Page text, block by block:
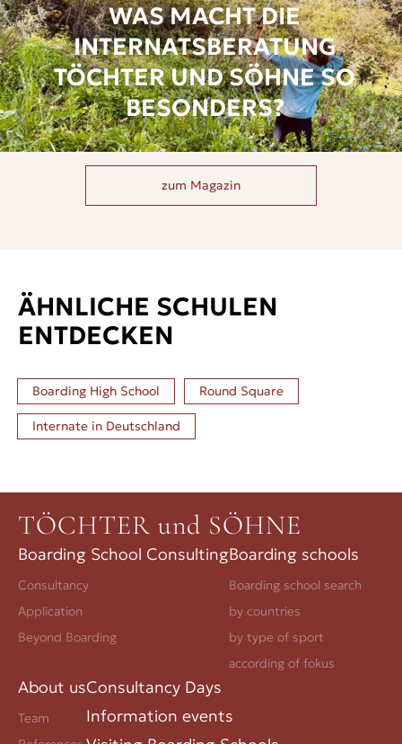
WAS MACHT DIE
INTERNATSBERATUNG
TÖCHTER UND SÖHNE SO
BESONDERS?
zum Magazin
ÄHNLICHE SCHULEN
ENTDECKEN
Boarding High School Round Square
Internate in Deutschland
TÖCHTER und SÖHNE
Boarding School Consulting
Consultancy
Application
Beyond Boarding
Boarding schools
Boarding school search
by countries
by type of sport
according of fokus
About us
Team
Consultancy Days
Information events